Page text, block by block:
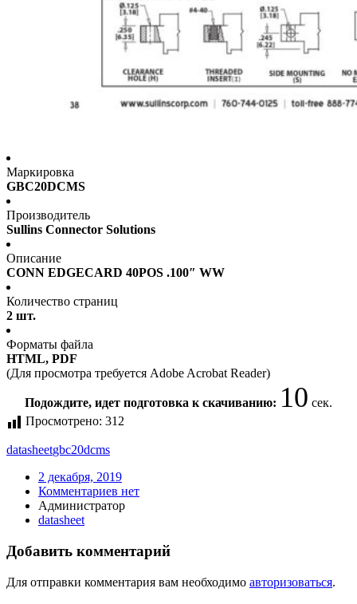
Маркировка
GBC20DCMS
Производитель
Sullins Connector Solutions
Описание
CONN EDGECARD 40POS .100″ WW
Количество страниц
2 шт.
Форматы файла
HTML, PDF
(Для просмотра требуется Adobe Acrobat Reader)
Подождите, идет подготовка к скачиванию: 10 сек.
Просмотрено: 312
datasheetgbc20dcms
2 декабря, 2019
Комментариев нет
Администратор
datasheet
Добавить комментарий
Для отправки комментария вам необходимо авторизоваться.